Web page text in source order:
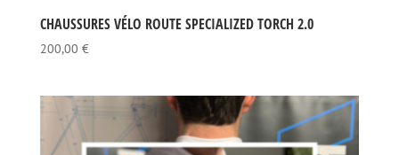
CHAUSSURES VÉLO ROUTE SPECIALIZED TORCH 2.0
200,00 €